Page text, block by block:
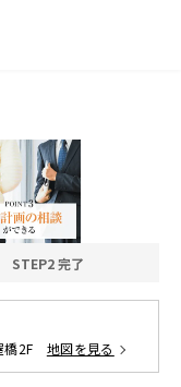
STEP2 完了
橋2F 地図を見る